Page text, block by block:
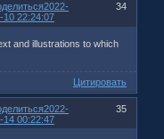
34
2022-
10 22:24:07
and illustrations to which
Цитировать
35
2022-
14 00:22:47